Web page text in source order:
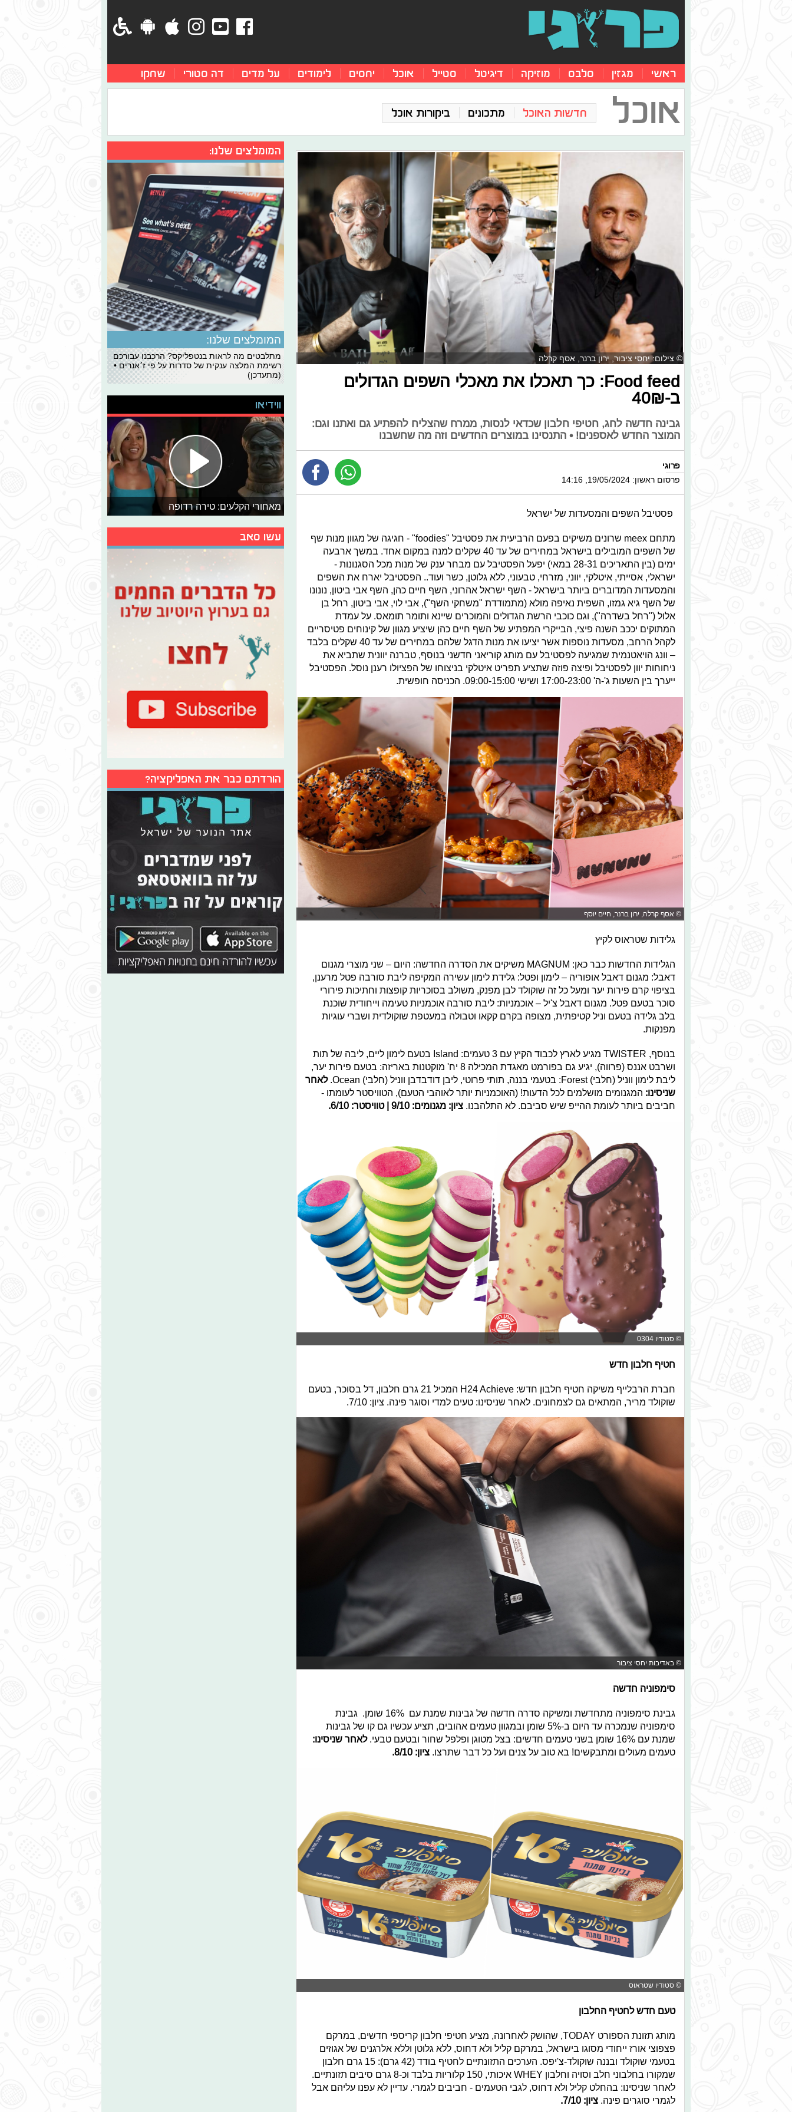
ראשי מגזין סלבס מוזיקה דיגיטל סטייל אוכל יחסים לימודים על מדים דה סטורי שחקו
אוכל חדשות האוכל מתכונים ביקורות אוכל
© צילום: יחסי ציבור, ירון ברנר, אסף קרלה
Food feed: כך תאכלו את מאכלי השפים הגדולים
ב-40₪
גבינה חדשה לחג, חטיפי חלבון שכדאי לנסות, ממרח שהצליח להפתיע גם ואתנו וגם:
המוצר החדש לאספנים! • התנסינו במוצרים החדשים וזה מה שחשבנו
פרוגי
פרסום ראשון: 19/05/2024, 14:16
פסטיבל השפים והמסעדות של ישראל
מתחם meex שרונים משיקים בפעם הרביעית את פסטיבל "foodies" - חגיגה של מגוון מנות שף
של השפים המובילים בישראל במחירים של עד 40 שקלים למנה במקום אחד. במשך ארבעה
ימים (בין התאריכים 28-31 במאי) יפעל הפסטיבל עם מבחר ענק של מנות מכל הסגנונות -
ישראלי, אסייתי, איטלקי, יווני, מזרחי, טבעוני, ללא גלוטן, כשר ועוד.. הפסטיבל יארח את השפים
והמסעדות המדוברים ביותר בישראל - השף ישראל אהרוני, השף חיים כהן, השף אבי ביטון, נונונו
של השף גיא גמזו, השפית נאיפה מולא (מתמודדת "משחקי השף"), אבי לוי, אבי ביטון, רחל בן
אלול ("רחל בשדרה"), וגם כוכבי הרשת הגדולים והמוכרים שיינא ותומר תומאס. על עמדת
המתוקים יככב השנה פיצי, הבייקרי המפתיע של השף חיים כהן שיציע מגוון של קינוחים פטיסריים
לקהל הרחב, מסעדות נוספות אשר יציעו את מנות הדגל שלהם במחירים של עד 40 שקלים בלבד
– וונג הויאטנמית שמגיעה לפסטיבל עם מותג קוריאני חדשני בנוסף, טברנה יוונית שתביא את
ניחוחות יוון לפסטיבל ופיצה פוזה שתציע תפריט איטלקי בניצוחו של הפציולו רענן נוסל. הפסטיבל
ייערך בין השעות ג'-ה' 17:00-23:00 ושישי 09:00-15:00. הכניסה חופשית.
© אסף קרלה, ירון ברנר, חיים יוסף
גלידות שטראוס לקיץ
הגלידות החדשות כבר כאן: MAGNUM משיקים את הסדרה החדשה: היום – שני מוצרי מגנום
דאבל: מגנום דאבל אופוריה – לימון ופטל: גלידת לימון עשירה המקיפה ליבת סורבה פטל מרענן,
בציפוי קרם פירות יער ומעל כל זה שוקולד לבן מפנק, משולב בסוכריות קופצות וחתיכות פירורי
סוכר בטעם פטל. מגנום דאבל צ'יל – אוכמניות: ליבת סורבה אוכמניות טעימה וייחודית שוכנת
בלב גלידה בטעם וניל קטיפתית, מצופה בקרם קקאו וטבולה במעטפת שוקולדית ושברי עוגיות
מפנקות.
בנוסף, TWISTER מגיע לארץ לכבוד הקיץ עם 3 טעמים: Island בטעם לימון ליים, ליבה של תות
ושרבט אננס (פרווה), יגיע גם בפורמט מאגדת המכילה 8 יח' מוקטנות באריזה: בטעם פירות יער,
ליבת לימון ווניל (חלבי) Forest: בטעמי בננה, תותי פרוטי, ליבן דודבדבן ווניל (חלבי) Ocean.
לאחר
שניסינו: המגנומים מושלמים לכל הדעות! (האוכמניות יותר לאוהבי הטעם), הטוויסטר לעומתו -
חביבים ביותר לעומת ההייפ שיש סביבם. לא התלהבנו. ציון: מגנומים: 9/10 | טוויסטר: 6/10.
© סטודיו 0304
חטיף חלבון חדש
חברת הרבלייף משיקה חטיף חלבון חדש: H24 Achieve המכיל 21 גרם חלבון, דל בסוכר, בטעם
שוקולד מריר, המתאים גם לצמחונים. לאחר שניסינו: טעים למדי וסוגר פינה. ציון: 7/10.
© באדיבות יחסי ציבור
סימפוניה חדשה
גבינת סימפוניה מתחדשת ומשיקה סדרה חדשה של גבינות שמנת עם 16% שומן. גבינת
סימפוניה שנמכרה עד היום ב-5% שומן ובמגוון טעמים אהובים, תציע עכשיו גם קו של גבינות
שמנת עם 16% שומן בשני טעמים חדשים: בצל מטוגן ופלפל שחור ובטעם טבעי.
לאחר שניסינו:
טעמים מעולים ומתבקשים! בא טוב על צנים ועל כל דבר שתרצו. ציון: 8/10.
© סטודיו שטראוס
טעם חדש לחטיף החלבון
מותג תזונת הספורט TODAY, שהושק לאחרונה, מציע חטיפי חלבון קריספי חדשים, במרקם
פצפוצי אורז ייחודי מסוגו בישראל, במרקם קליל ולא דחוס, ללא גלוטן וללא אלרגנים של אגוזים
בטעמי שוקולד ובננה שוקולד-צ'יפס. הערכים התזונתיים לחטיף בודד (42 גרם): 15 גרם חלבון
שמקורו בחלבוני חלב וסויה וחלבון WHEY איכותי, 150 קלוריות בלבד וכ-8 גרם סיבים תזונתיים.
לאחר שניסינו: בהחלט קליל ולא דחוס, לגבי הטעמים - חביבים לגמרי. עדיין לא עפנו עליהם אבל
לגמרי סוגרים פינה. ציון: 7/10.
המומלצים שלנו:
המומלצים שלנו:
מתלבטים מה לראות בנטפליקס? הרכבנו עבורכם
רשימת המלצה ענקית של סדרות על פי ז׳אנרים •
(מתעדכן)
ווידיאו
מאחורי הקלעים: טירה רדופה
עשו סאב
הורדתם כבר את האפליקציה?